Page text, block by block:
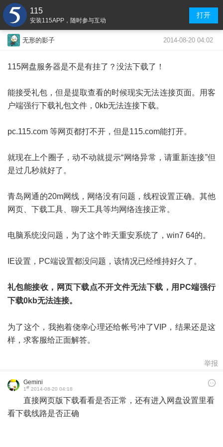
115
安装115APP，随时参与互动
打开
无形的影子 2014-08-20 04:02
115网盘服务器是不是有挂了？没法下载了！
能接受礼包，但是提取查看的时候现实无法连接页面。用客
户端强行下载礼包文件，0kb无法连接下载。
pc.115.com 等网页都打不开，但是115.com能打开。
就现在上个圈子，动不动就提示“网络异常，请重新连接”但
是过几秒就好了。
青岛网通的20m网线，网络没有问题，线程设置正确。其他
网页、下载工具、聊天工具等均网络连接正常。
电脑系统没问题，为了这个昨天重安系统了，win7 64的。
IE设置，PC端设置都没问题，该情况已经维持好久了。
礼包能接收，网页下载点不开文件无法下载，用PC端强行
下载0kb无法连接。
为了这个，我抱着侥幸心理还给帐号冲了VIP，结果还是这
样，求客服给正面解答。
举报
Gemini
1# 2014-08-20 04:18
直接网页版下载看看是否正常，还有进入网盘设置里看
看下载线路是否正确